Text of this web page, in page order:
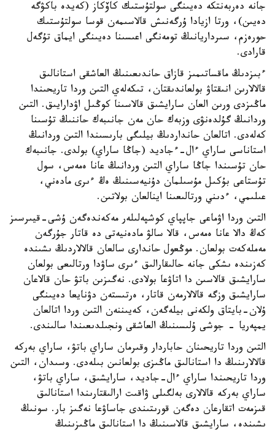
جانە دەربەنتكە دەيىنگى سولتۇستىك كاۆكاز (كەيدە باكۋگە
دەيىن)، ورتا ازيادا ۇرگەنىش قالاسىمەن قوسا سولتۇستىك
حورەزم، سىرداريانىڭ تومەنگى اعىسىنا دەيىنگى ايماق تۇگەل
قارادى.
ءبىزدىڭ ماقساتىمىز قازاق حاندىعىنىڭ العاشقى استانالىق
قالالارىن انىقتاۋ بولعاندىقتان، تىكەلەي التىن وردا تاريحىندا
ماڭىزدى ورىن العان سارايشىق قالاسىنا كوڭىل اۋدارايىق. التىن
وردانىڭ گۇلدەنۋى وزبەك حان مەن جانىبەك حاننىڭ تۇسىنا
كەلەدى. اتالعان حانداردىڭ بيلىگى بارىسىندا التىن وردانىڭ
استاناسى ساراي ءال-ءجاديد (جاڭا ساراي) بولدى. جانىبەك
حان تۇسىندا جاڭا ساراي التىن وردانىڭ عانا ەمەس، سول
تۇستاعى بۇكىل مۇسىلمان دۇنيەسىنىڭ ەڭ ءىرى مادەني،
عىلىمي، ءدىني ورتالىعىنا اينالعان بولاتىن.
التىن وردا اۋماعى جاپپاي كوشپەلىلەر مەكەندەگەن ۇشى-قيىرسىز
كەڭ دالا عانا ەمەس، قالا سالۋ مادەنيەتى دە قاتار جۇرگەن
مەملەكەت بولعان. موڭعول حاندارى سالعان قالالاردىڭ ىشىندە
كەزىندە ىشكى جانە حالىقارالىق ءىرى ساۋدا ورتالىعى بولعان
سارايشىق قالاسىن دا اتاۋعا بولادى. نەگىزىن باتۋ حان قالاعان
سارايشىق وزگە قالالارمەن قاتار، ەرتىستەن دۋنايعا دەيىنگى
ۇلان-بايتاق ولكەنى بيلەگەن، كەيىننەن التىن وردا اتالعان
يمپەريا - جوشى ۇلىسىنىڭ العاشقى ونجىلدىعىندا سالىندى.
التىن وردا تاريحىنان حاباردار وقىرمان ساراي باتۋ، ساراي بەركە
قالالارىنىڭ دا استانالىق ماڭىزى بولعانىن بىلەدى. وسىدان، التىن
وردا تاريحىندا ساراي ءال-جاديد، سارايشىق، ساراي باتۋ،
ساراي بەركە قالالارى بەلگىلى ۋاقىت ارالىقتارىندا استانالىق
قىزمەت اتقارعان دەگەن قورىتىندى جاساۋعا نەگىز بار. سونىڭ
ىشىندە، سارايشىق قالاسىنىڭ دا استانالىق ماڭىزىنىڭ